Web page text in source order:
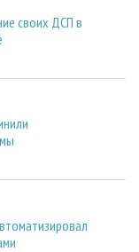
своих ДСП в